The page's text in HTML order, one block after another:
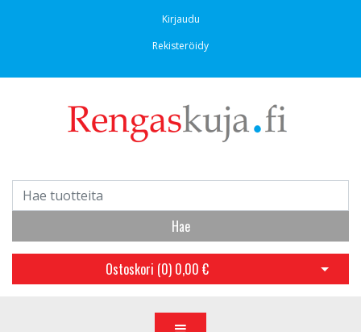
Kirjaudu
Rekisteröidy
Hae
Ostoskori (0) 0,00 € Avaa